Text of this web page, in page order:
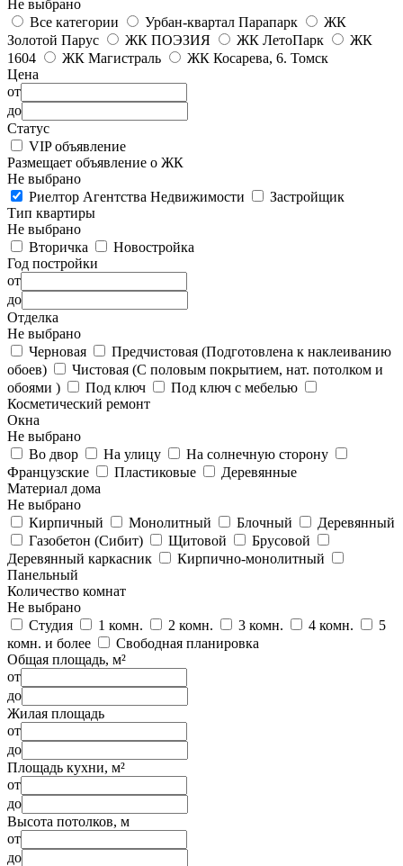
Не выбрано
Все категории
Урбан-квартал Парапарк
ЖК
Золотой Парус
ЖК ПОЭЗИЯ ЖК ЛетоПарк
ЖК
1604
ЖК Магистраль
ЖК Косарева, 6. Томск
Цена
от
до
Статус
VIP объявление
Размещает объявление о ЖК
Не выбрано
Риелтор Агентства Недвижимости
Застройщик
Тип квартиры
Не выбрано
Вторичка
Новостройка
Год постройки
от
до
Отделка
Не выбрано
Черновая
Предчистовая (Подготовлена к наклеиванию
обоев)
Чистовая (С половым покрытием, нат. потолком и
обоями )
Под ключ
Под ключ с мебелью
Косметический ремонт
Окна
Не выбрано
Во двор
На улицу
На солнечную сторону
Французские
Пластиковые
Деревянные
Материал дома
Не выбрано
Кирпичный
Монолитный Блочный
Деревянный
Газобетон (Сибит)
Щитовой
Брусовой
Деревянный каркасник
Кирпично-монолитный
Панельный
Количество комнат
Не выбрано
Студия
1 комн. 2 комн. 3 комн. 4 комн.
5
комн. и более
Свободная планировка
Общая площадь, м²
от
до
Жилая площадь
от
до
Площадь кухни, м²
от
до
Высота потолков, м
от
до